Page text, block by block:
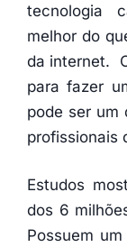
tecnologia
melhor do
da internet.
para fazer
pode ser um
profissionais
Estudos
dos 6
Possuem